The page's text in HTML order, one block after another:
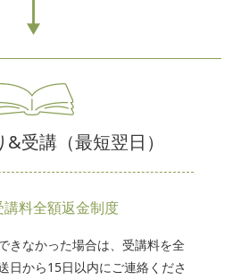
受講（最短翌日）
料全額返金制度
きなかった場合は、受講料を全
日から15日以内にご連絡くださ